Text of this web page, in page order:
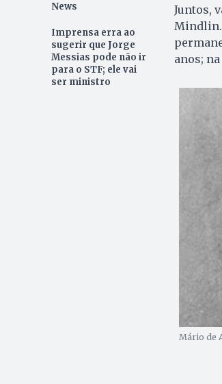
News
Imprensa erra ao
sugerir que Jorge
Messias pode não ir
para o STF; ele vai
ser ministro
Juntos,
Mindlin.
anos;
Mário de